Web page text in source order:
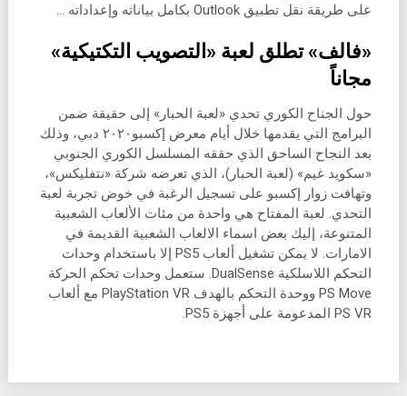
على طريقة نقل تطبيق Outlook بكامل بياناته وإعداداته …
«فالف» تطلق لعبة «التصويب التكتيكية»
مجاناً
حول الجناح الكوري تحدي «لعبة الحبار» إلى حقيقة ضمن
البرامج التي يقدمها خلال أيام معرض إكسبو٢٠٢٠ دبي، وذلك
بعد النجاح الساحق الذي حققه المسلسل الكوري الجنوبي
«سكويد غيم» (لعبة الحبار)، الذي تعرضه شركة «نتفليكس»،
وتهافت زوار إكسبو على تسجيل الرغبة في خوض تجربة لعبة
التحدي. لعبة المفتاح هي واحدة من مئات الألعاب الشعبية
المتنوعة، إليك بعض اسماء الالعاب الشعبية القديمة في
الامارات. لا يمكن تشغيل ألعاب PS5 إلا باستخدام وحدات
التحكم اللاسلكية DualSense. ستعمل وحدات تحكم الحركة
PS Move ووحدة التحكم بالهدف PlayStation VR مع ألعاب
PS VR المدعومة على أجهزة PS5.